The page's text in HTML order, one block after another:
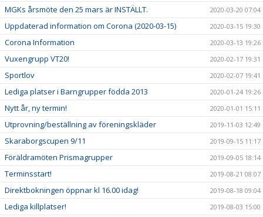
MGKs årsmöte den 25 mars är INSTÄLLT. 2020-03-20 07:04
Uppdaterad information om Corona (2020-03-15) 2020-03-15 19:30
Corona Information 2020-03-13 19:26
Vuxengrupp VT20! 2020-02-17 19:31
Sportlov 2020-02-07 19:41
Lediga platser i Barngrupper födda 2013 2020-01-24 19:26
Nytt år, ny termin! 2020-01-01 15:11
Utprovning/beställning av föreningskläder 2019-11-03 12:49
Skaraborgscupen 9/11 2019-09-15 11:17
Föräldramöten Prismagrupper 2019-09-05 18:14
Terminsstart! 2019-08-21 08:07
Direktbokningen öppnar kl 16.00 idag! 2019-08-18 09:04
Lediga killplatser! 2019-08-03 15:00